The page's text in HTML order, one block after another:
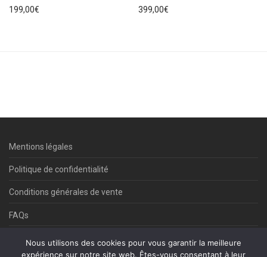
199,00€ 399,00€
Mentions légales
Politique de confidentialité
Conditions générales de vente
FAQs
ContactNous utilisons des cookies pour vous garantir la meilleure
expérience sur notre site web. Êtes-vous consentant à leur